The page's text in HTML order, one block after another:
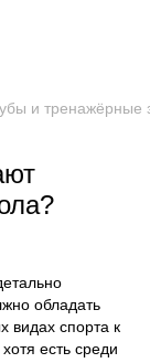
и тренажёрные
обладать
видах спорта к
есть среди